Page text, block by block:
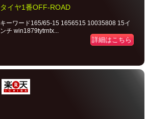
タイヤ1番OFF-ROAD
キーワード165/65-15 1656515 10035808 15イ
ンチ win1879tytrntx...
詳細はこちら